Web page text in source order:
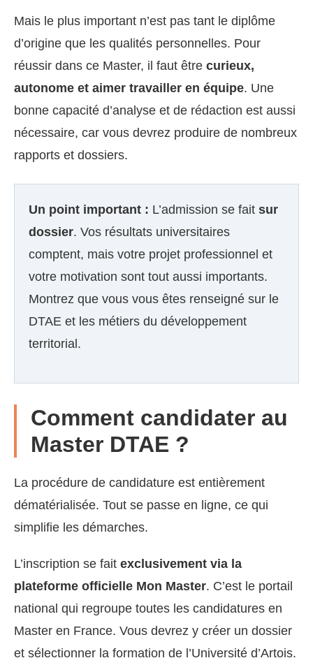
Mais le plus important n’est pas tant le diplôme
d’origine que les qualités personnelles. Pour
réussir dans ce Master, il faut être curieux,
autonome et aimer travailler en équipe. Une
bonne capacité d’analyse et de rédaction est aussi
nécessaire, car vous devrez produire de nombreux
rapports et dossiers.
Un point important : L’admission se fait sur
dossier. Vos résultats universitaires
comptent, mais votre projet professionnel et
votre motivation sont tout aussi importants.
Montrez que vous vous êtes renseigné sur le
DTAE et les métiers du développement
territorial.
Comment candidater au
Master DTAE ?
La procédure de candidature est entièrement
dématérialisée. Tout se passe en ligne, ce qui
simplifie les démarches.
L’inscription se fait exclusivement via la
plateforme officielle Mon Master. C’est le portail
national qui regroupe toutes les candidatures en
Master en France. Vous devrez y créer un dossier
et sélectionner la formation de l’Université d’Artois.